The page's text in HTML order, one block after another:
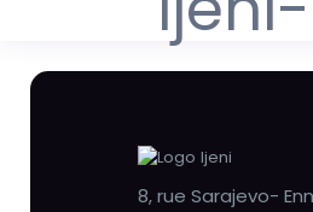
8, rue Sarajevo-